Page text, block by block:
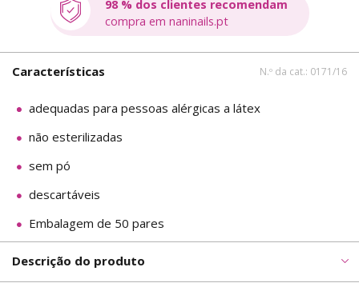
98 % dos clientes recomendam
compra em naninails.pt
Características N.º da cat.: 0171/16
adequadas para pessoas alérgicas a látex
não esterilizadas
sem pó
descartáveis
Embalagem de 50 pares
Descrição do produto